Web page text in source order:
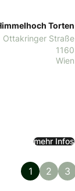
Torten
Ottakringer Straße
1160
Wien
mehr Infos
1 2 3